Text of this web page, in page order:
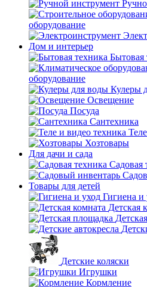
оборудование
Дом и интерьер
Бытовая
оборудование
Кулеры
Освещение
Посуда
Сантехника
Хозтовары
Для дачи и сада
Садовая
Товары для детей
Гигиена и
Детская
Детские коляски
Игрушки
Кормление